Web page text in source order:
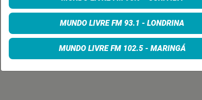
MUNDO LIVRE FM 93.1 - LONDRINA
MUNDO LIVRE FM 102.5 - MARINGÁ